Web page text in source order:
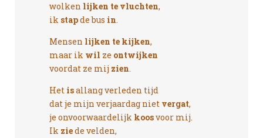
wolken lijken te vluchten,
ik stapde bus in.
Mensen lijken te kijken,
maar ik wil ze ontwijken
voordat ze mij zien.
Hetisallang verleden tijd
dat je mijn verjaardag niet vergat,
je onvoorwaardelijk koosvoor mij.
Ik ziede velden,